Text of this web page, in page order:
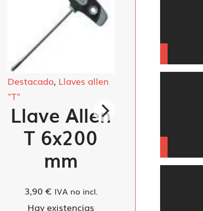
Destacado, Llaves allen
"T"
Llave Allen
T 6x200
mm
3,90 € IVA no incl.
Hay existencias